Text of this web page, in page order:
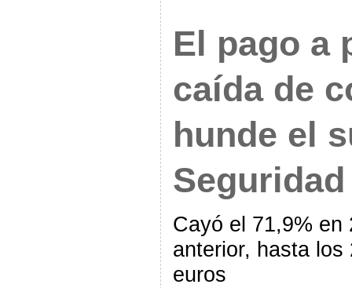
El pago a
caída de
hunde el
Cayó el 71,9% en
anterior, hasta los
euros